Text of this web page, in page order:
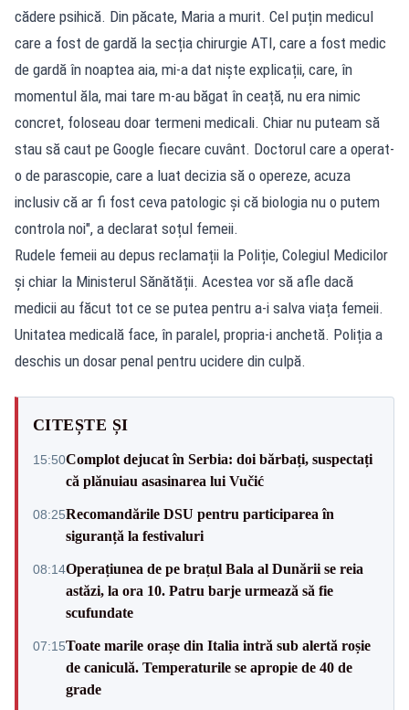
cădere psihică. Din păcate, Maria a murit. Cel puțin medicul
care a fost de gardă la secția chirurgie ATI, care a fost medic
de gardă în noaptea aia, mi-a dat niște explicații, care, în
momentul ăla, mai tare m-au băgat în ceață, nu era nimic
concret, foloseau doar termeni medicali. Chiar nu puteam să
stau să caut pe Google fiecare cuvânt. Doctorul care a operat-
o de parascopie, care a luat decizia să o opereze, acuza
inclusiv că ar fi fost ceva patologic și că biologia nu o putem
controla noi", a declarat soțul femeii.
Rudele femeii au depus reclamații la Poliție, Colegiul Medicilor
și chiar la Ministerul Sănătății. Acestea vor să afle dacă
medicii au făcut tot ce se putea pentru a-i salva viața femeii.
Unitatea medicală face, în paralel, propria-i anchetă. Poliția a
deschis un dosar penal pentru ucidere din culpă.
CITEȘTE ȘI
15:50Complot dejucat în Serbia: doi bărbați, suspectați
că plănuiau asasinarea lui Vučić
08:25Recomandările DSU pentru participarea în
siguranță la festivaluri
08:14Operațiunea de pe brațul Bala al Dunării se reia
astăzi, la ora 10. Patru barje urmează să fie
scufundate
07:15Toate marile orașe din Italia intră sub alertă roșie
de caniculă. Temperaturile se apropie de 40 de
grade